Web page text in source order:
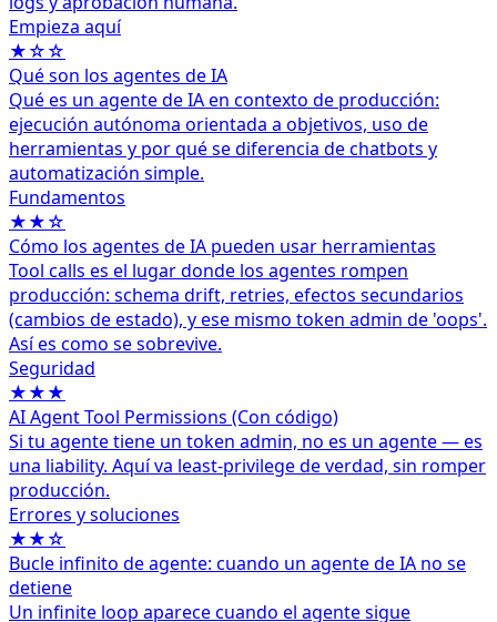
Empieza aquí
★☆☆
Qué son los agentes de IA
Qué es un agente de IA en contexto de producción:
ejecución autónoma orientada a objetivos, uso de
herramientas y por qué se diferencia de chatbots y
automatización simple.
Fundamentos
★★☆
Cómo los agentes de IA pueden usar herramientas
Tool calls es el lugar donde los agentes rompen
producción: schema drift, retries, efectos secundarios
(cambios de estado), y ese mismo token admin de 'oops'.
Así es como se sobrevive.
Seguridad
★★★
AI Agent Tool Permissions (Con código)
Si tu agente tiene un token admin, no es un agente — es
una liability. Aquí va least‑privilege de verdad, sin romper
producción.
Errores y soluciones
★★☆
Bucle infinito de agente: cuando un agente de IA no se
detiene
Un infinite loop aparece cuando el agente sigue